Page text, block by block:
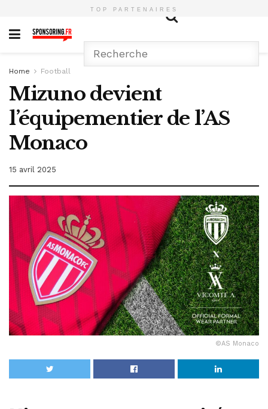
TOP PARTENAIRES
Home Football
Mizuno devient
l’équipementier de l’AS
Monaco
15 avril 2025
©AS Monaco